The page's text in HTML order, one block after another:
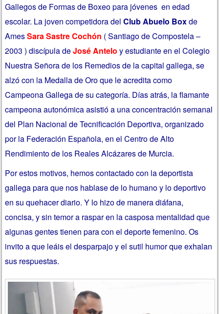
Gallegos de Formas de Boxeo para jóvenes en edad
escolar. La joven competidora delClub Abuelo Boxde
AmesSara Sastre Cochón ( Santiago de Compostela –
2003 ) discípula deJosé Antelo y estudiante en el Colegio
Nuestra Señora de los Remedios de la capital gallega, se
alzó con la Medalla de Oro que le acredita como
Campeona Gallega de su categoría. Días atrás, la flamante
campeona autonómica asistió a una concentración semanal
del Plan Nacional de Tecnificación Deportiva, organizado
por la Federación Española, en el Centro de Alto
Rendimiento de los Reales Alcázares de Murcia.
Por estos motivos, hemos contactado con la deportista
gallega para que nos hablase de lo humano y lo deportivo
en su quehacer diario. Y lo hizo de manera diáfana,
concisa, y sin temor a raspar en la casposa mentalidad que
algunas gentes tienen para con el deporte femenino. Os
invito a que leáis el desparpajo y el sutil humor que exhalan
sus respuestas.